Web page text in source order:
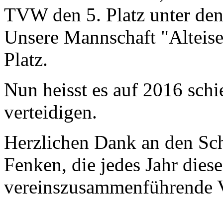
TVW den 5. Platz unter
Unsere Mannschaft
Platz.
Nun heisst es auf 2016
verteidigen.
Herzlichen Dank an den
Fenken, die jedes Jahr
vereinszusammenführende